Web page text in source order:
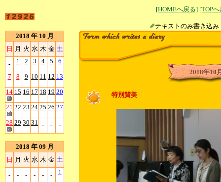
[HOMEへ戻る] [TOP
テキストのみ書
2018 年 10 月
日 月 火 水 木 金 土
- 1 2 3 4 5 6
7 8 9 10 11 12 13
14 15 16 17 18 19 20
21 22 23 24 25 26 27
28 29 30 31 - - -
2018 年 09 月
日 月 火 水 木 金 土
- - - - - - 1
2018年10
特別賛美